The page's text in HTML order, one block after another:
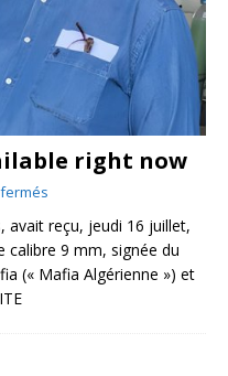
right now
avait reçu, jeudi 16 juillet,
calibre 9 mm, signée du
(« Mafia Algérienne ») et